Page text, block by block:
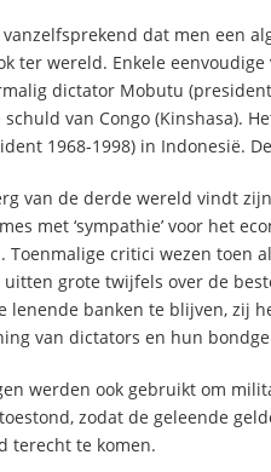
dat men een
ter wereld. Enkele
dictator Mobutu
van Congo (Kinshasa).
1968-1998) in Indonesië.
van de derde wereld vindt
met ‘sympathie’ voor het
Toenmalige critici wezen toen
grote twijfels over de
lenende banken te blijven, zij
van dictators en hun
werden ook gebruikt om
zodat de geleende
terecht te komen.